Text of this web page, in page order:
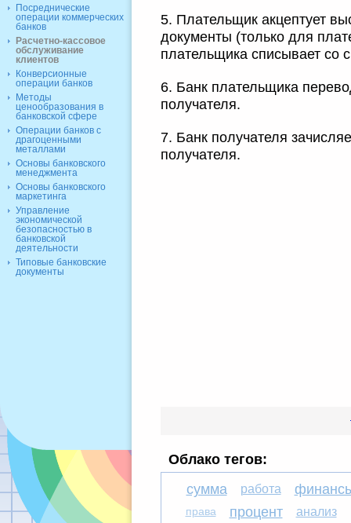
5. Плательщик акцептует
документы (только для
плательщика списывает со
6. Банк плательщика
получателя.
7. Банк получателя
получателя.
Облако тегов:
сумма
работа
права процент анализ
Посреднические
операции коммерческих
банков
Расчетно-кассовое
обслуживание
клиентов
Конверсионные
операции банков
Методы
ценообразования в
банковской сфере
Операции банков с
драгоценными
металлами
Основы банковского
менеджмента
Основы банковского
маркетинга
Управление
экономической
безопасностью в
банковской
деятельности
Типовые банковские
документы